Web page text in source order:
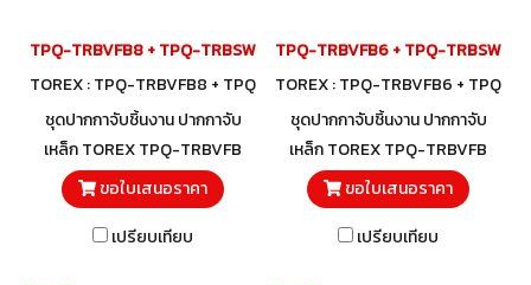
TPQ-TRBVFB8 + TPQ-TRBSWV8 ชุดปากกาจับชิ้นงาน 200 มม. (8") พ
TOREX : TPQ-TRBVFB8 + TPQ
-TRBSWV8
ชุดปากกาจับชิ้นงาน ปากกาจับ
เหล็ก TOREX TPQ-TRBVFB
พร้อมฐานหมุนรอบ 360 องศา
TPQ-TRBSWV สำหรับใช้กับ
ปากกาจับชิ้นงาน TOREX ชุด
ขอใบเสนอราคา
เปรียบเทียบ
TPQ-TRBVFB6 + TPQ-
TOREX : TPQ-TRBVFB6 + TPQ
-TRBSWV6
ชุดปากกาจับชิ้นงาน ปากกาจับ
เหล็ก TOREX TPQ-TRBVFB
พร้อมฐานหมุนรอบ 360 องศา
TPQ-TRBSWV สำหรับใช้กับ
ปากกาจับชิ้นงาน TOREX ชุด
ขอใบเสนอราคา
เปรียบเทียบ